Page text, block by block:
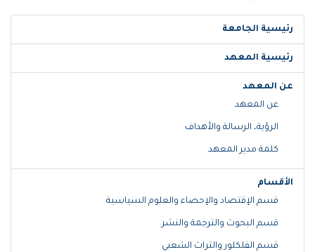
رئيسية الجامعة
رئيسية المعهد
عن المعهد
عن المعهد
الرؤية، الرسالة والأهداف
كلمة مدير المعهد
الأقسام
قسم الإقتصاد والإحصاء والعلوم السياسية
قسم البحوث والترجمة والنشر
قسم الفلكلور والتراث الشعبي